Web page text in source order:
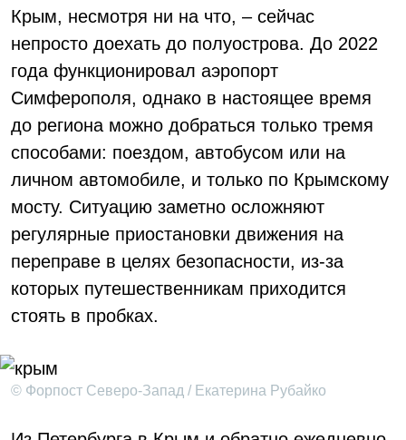
Крым, несмотря ни на что, – сейчас
непросто доехать до полуострова. До 2022
года функционировал аэропорт
Симферополя, однако в настоящее время
до региона можно добраться только тремя
способами: поездом, автобусом или на
личном автомобиле, и только по Крымскому
мосту. Ситуацию заметно осложняют
регулярные приостановки движения на
переправе в целях безопасности, из-за
которых путешественникам приходится
стоять в пробках.
© Форпост Северо-Запад / Екатерина Рубайко